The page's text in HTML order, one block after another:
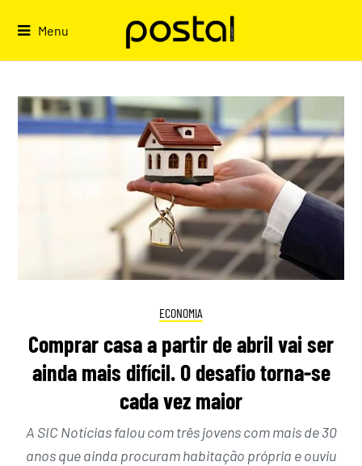
Menu
ECONOMIA
Comprar casa a partir de abril vai ser
ainda mais difícil. O desafio torna-se
cada vez maior
A SIC Notícias falou com três jovens com mais de 30
anos que ainda procuram habitação própria e ouviu